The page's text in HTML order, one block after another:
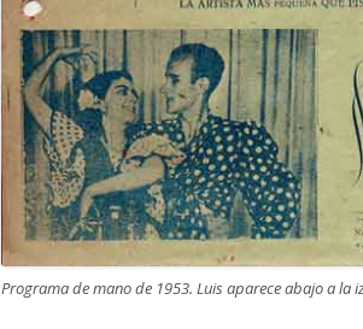
Programa de mano de 1953. Luis aparece abajo a la